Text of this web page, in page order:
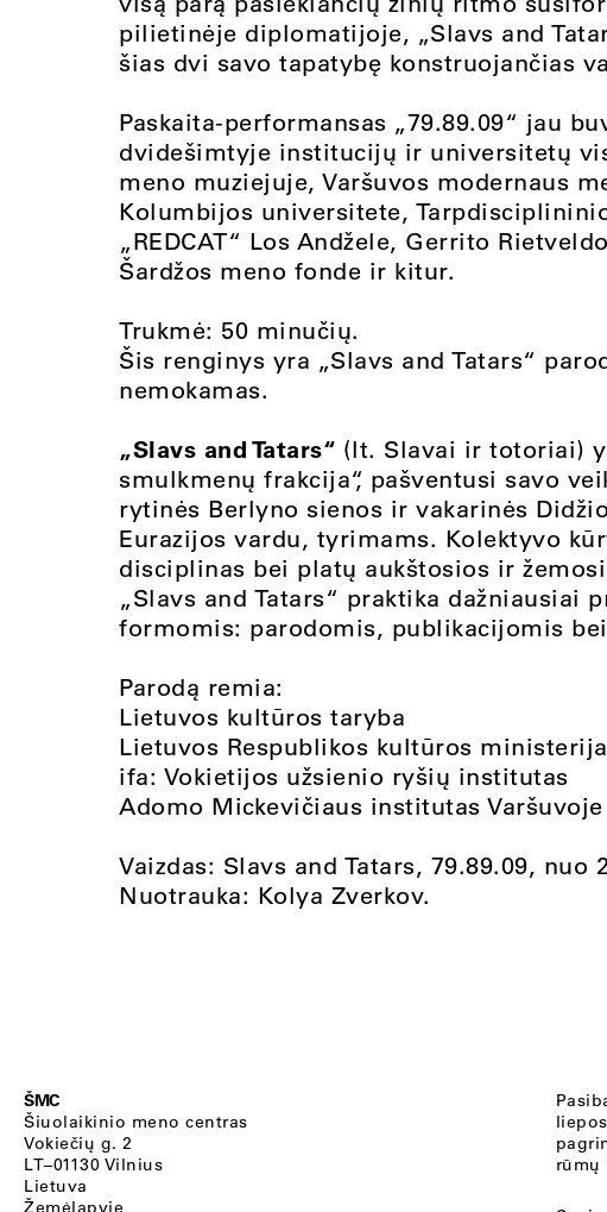
pilietinėje diplomatijoje, „Slavs and
šias dvi savo tapatybę konstruojančias
Paskaita-performansas „79.89.09“ jau
dvidešimtyje institucijų ir universitetų
meno muziejuje, Varšuvos modernaus
Kolumbijos universitete,
„REDCAT“ Los Andžele, Gerrito
Šardžos meno fonde ir kitur.
Trukmė: 50 minučių.
Šis renginys yra „Slavs and Tatars“
nemokamas.
„Slavs and Tatars“ (lt. Slavai ir totoriai)
smulkmenų frakcija“, pašventusi savo
rytinės Berlyno sienos ir vakarinės
Eurazijos vardu, tyrimams. Kolektyvo
disciplinas bei platų aukštosios ir
„Slavs and Tatars“ praktika dažniausiai
formomis: parodomis, publikacijomis
Parodą remia:
Lietuvos kultūros taryba
Lietuvos Respublikos kultūros ministerija
ifa: Vokietijos užsienio ryšių institutas
Adomo Mickevičiaus institutas Varšuvoje
Vaizdas: Slavs and Tatars, 79.89.09, nuo
Nuotrauka: Kolya Zverkov.
ŠMC
Šiuolaikinio meno centras
Vokiečių g. 2
LT–01130 Vilnius
Lietuva
Žemėlapyje
rūmų